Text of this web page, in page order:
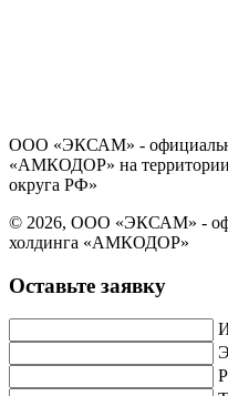
ООО «ЭКСАМ» -
«АМКОДОР» на территории
округа РФ»
© 2026, ООО «ЭКСАМ» -
холдинга «АМКОДОР»
Оставьте заявку